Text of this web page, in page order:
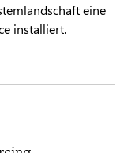
eine
installiert.